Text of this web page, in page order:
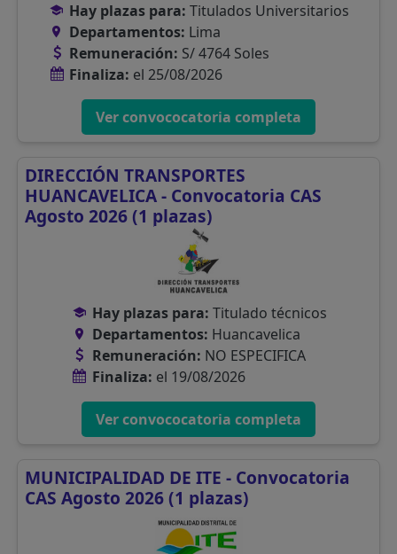
Hay plazas para: Titulados Universitarios
Departamentos: Lima
Remuneración: S/ 4764 Soles
Finaliza: el 25/08/2026
Ver convococatoria completa
DIRECCIÓN TRANSPORTES
HUANCAVELICA - Convocatoria CAS
Agosto 2026 (1 plazas)
Hay plazas para: Titulado técnicos
Departamentos: Huancavelica
Remuneración: NO ESPECIFICA
Finaliza: el 19/08/2026
Ver convococatoria completa
MUNICIPALIDAD DE ITE - Convocatoria
CAS Agosto 2026 (1 plazas)